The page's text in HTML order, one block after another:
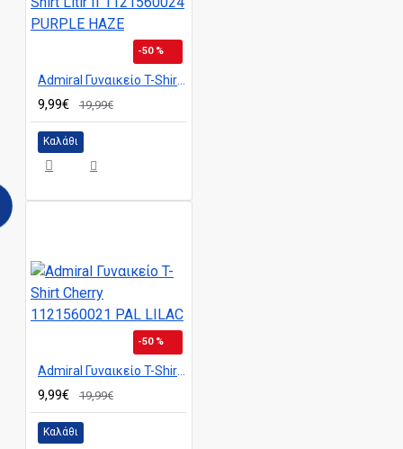
-50 %
Admiral Γυναικείο T-Shirt Litir II 1121560024 PURPLE HAZE
9,99€ 19,99€
Καλάθι
-50 %
Admiral Γυναικείο T-Shirt Cherry 1121560021 PAL LILAC
9,99€ 19,99€
Καλάθι